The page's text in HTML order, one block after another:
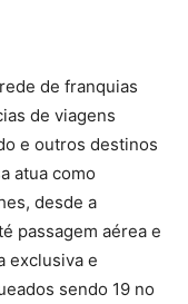
de franquias
de viagens
e outros destinos
atua como
desde a
passagem aérea e
exclusiva e
sendo 19 no